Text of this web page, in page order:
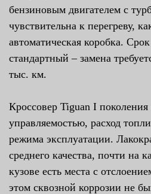
бензиновым двигателем с
чувствительна к перегреву,
автоматическая коробка.
стандартный – замена
тыс. км.
Кроссовер Tiguan I поколения
управляемостью, расход
режима эксплуатации.
среднего качества, почти на
кузове есть места с
этом сквозной коррозии не